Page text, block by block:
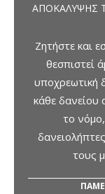
ΑΠΟΚΆΛΥΨΗΣ
Ζητήστε και
θεσπιστεί
υποχρεωτική
κάθε δανείου
το
τους